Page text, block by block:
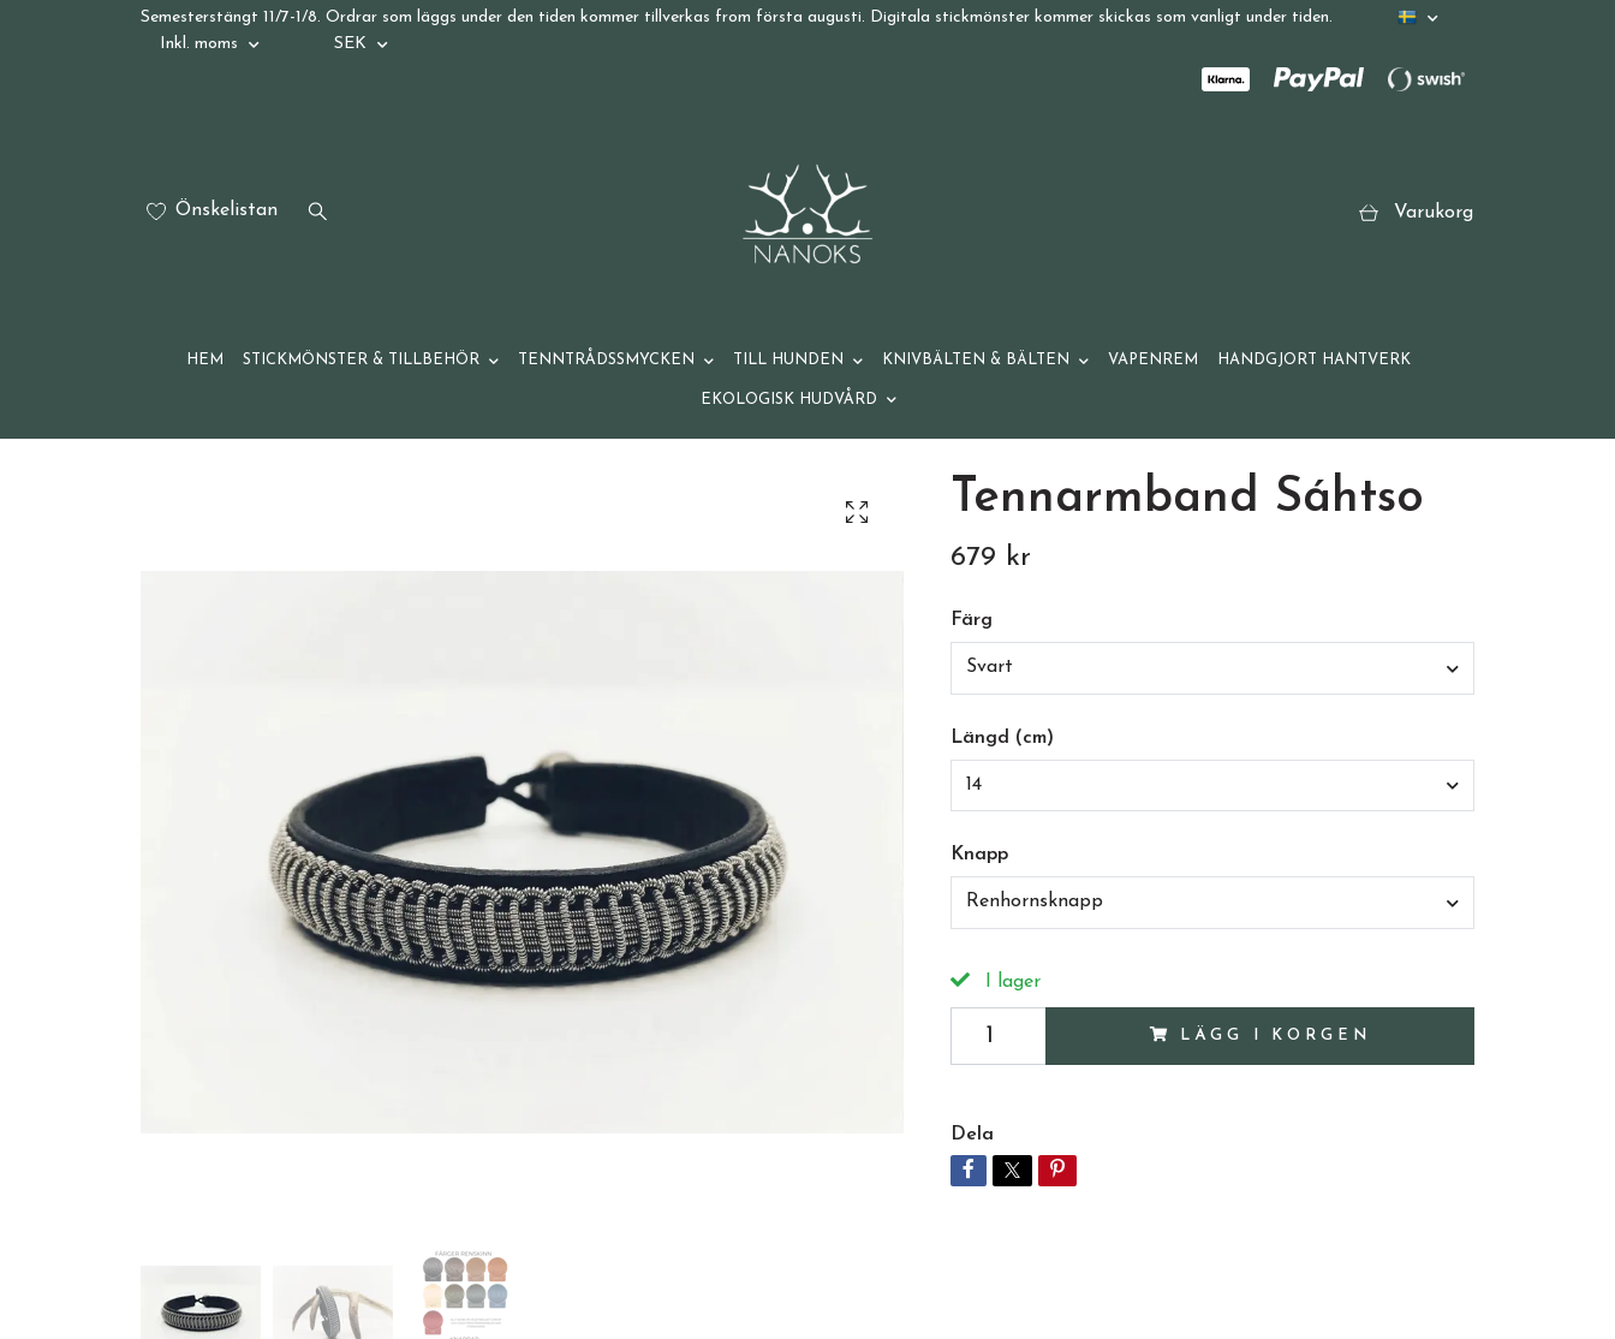
Semesterstängt 11/7-1/8. Ordrar som läggs under den tiden kommer tillverkas from första augusti. Digitala stickmönster kommer skickas som vanligt under tiden.
Inkl. moms
SEK
Önskelistan Varukorg
HEM STICKMÖNSTER & TILLBEHÖR TENNTRÅDSSMYCKEN TILL HUNDEN KNIVBÄLTEN & BÄLTEN VAPENREM HANDGJORT HANTVERK
EKOLOGISK HUDVÅRD
Tennarmband Sáhtso
679 kr
Färg
Svart
Längd (cm)
14
Knapp
Renhornsknapp
I lager
LÄGG I KORGEN
Dela